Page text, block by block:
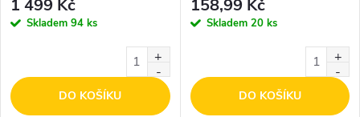
1 499 Kč
Skladem 94 ks
DO KOŠÍKU
158,99 Kč
Skladem 20 ks
DO KOŠÍKU